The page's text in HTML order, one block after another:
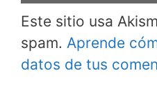
Este sitio usa
spam. Aprende
datos de tus